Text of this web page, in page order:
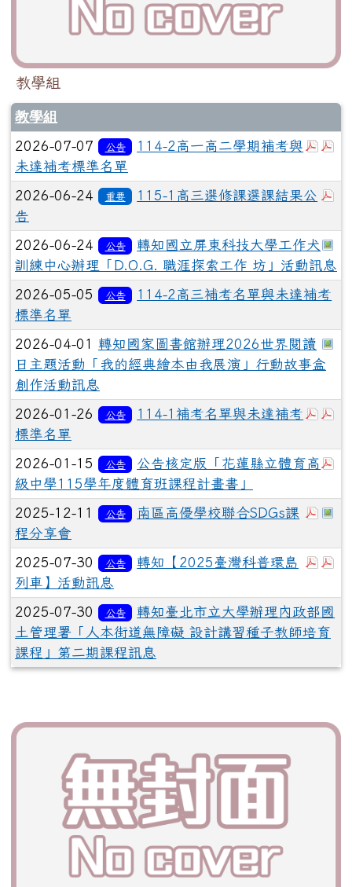
教學組
教學組
於
2026-07-07 公告
114-2高一高二學期補考與
未達補考標準名單
2026-06-24 重要
115-1高三選修課選課結果公
告
2026-06-24 公告
轉知國立屏東科技大學工作犬
訓練中心辦理「D.O.G. 職涯探索工作 坊」活動訊息
2026-05-05 公告
114-2高三補考名單與未達補考
標準名單
2026-04-01 轉知國家圖書館辦理2026世界閱讀
日主題活動「我的經典繪本由我展演」行動故事盒
創作活動訊息
於
2026-01-26 公告
114-1補考名單與未達補考
標準名單
2026-01-15 公告
公告核定版「花蓮縣立體育高
級中學115學年度體育班課程計畫書」
於
2025-12-11 公告
南區高優學校聯合SDGs課
程分享會
於
2025-07-30 公告
轉知【2025臺灣科普環島
列車】活動訊息
2025-07-30 公告
轉知臺北市立大學辦理內政部國
土管理署「人本街道無障礙 設計講習種子教師培育
課程」第二期課程訊息